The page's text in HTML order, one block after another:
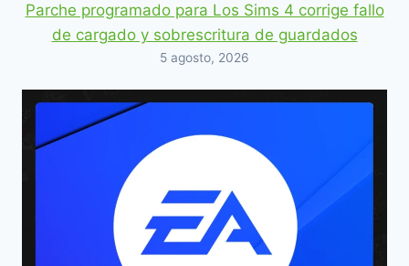
Parche programado para Los Sims 4 corrige fallo
de cargado y sobrescritura de guardados
5 agosto, 2026